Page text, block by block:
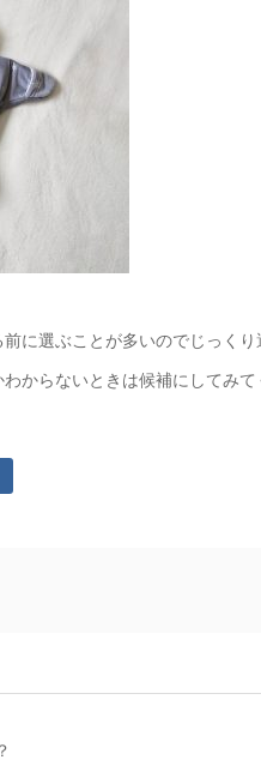
に選ぶことが多いのでじっくり
からないときは候補にしてみて